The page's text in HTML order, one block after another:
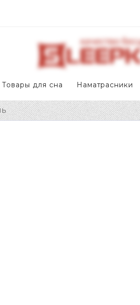
Товары для сна Наматрасники